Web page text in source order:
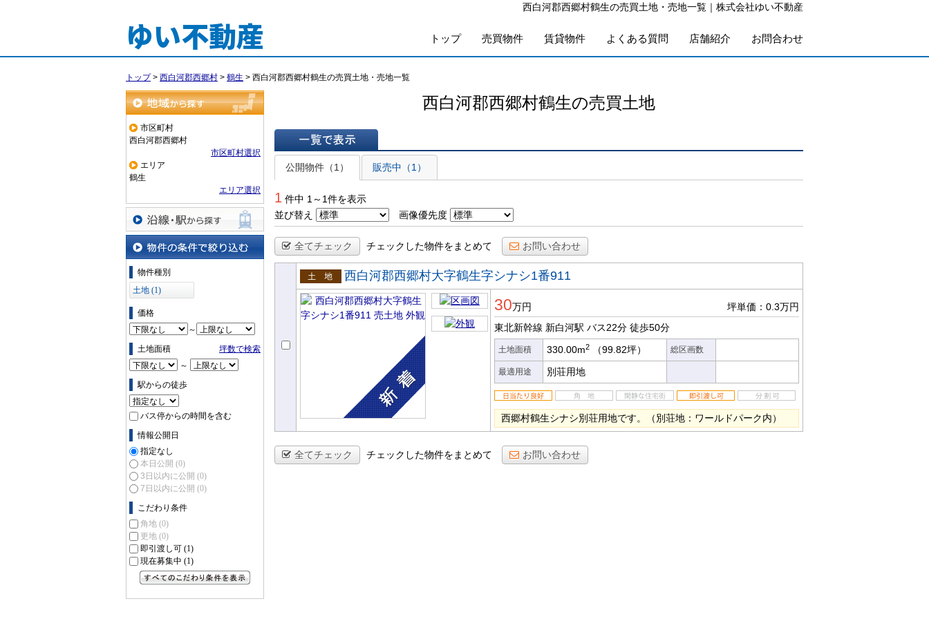
西白河郡西郷村鶴生の売買土地・売地一覧｜株式会社ゆい不動産
ゆい不動産 トップ 売買物件 賃貸物件 よくある質問 店舗紹介 お問合わせ
トップ> 西白河郡西郷村 > 鶴生 > 西白河郡西郷村鶴生の売買土地・売地一覧
地域から探す
市区町村
西白河郡西郷村
市区町村選択
エリア
鶴生
エリア選択
沿線・駅から探す
物件の条件で絞り込む
物件種別
土地 (1)
価格
～
土地面積
坪数で検索
～
駅からの徒歩
バス停からの時間を含む
情報公開日
指定なし
本日公開 (0)
3日以内に公開 (0)
7日以内に公開 (0)
こだわり条件
角地 (0)
更地 (0)
即引渡し可 (1)
現在募集中 (1)
西白河郡西郷村鶴生の売買土地
一覧で表示
公開物件（1）
販売中（1）
1 件中 1～1件を表示
並び替え
画像優先度
全てチェック チェックした物件をまとめて お問い合わせ
売土地
西白河郡西郷村大字鶴生字シナシ1番911
30万円
坪単価：0.3万円
東北新幹線 新白河駅 バス22分 徒歩50分
土地面積 330.00m2 （99.82坪） 総区画数
最適用途 別荘用地
西郷村鶴生シナシ別荘用地です。（別荘地：ワールドパーク内）
全てチェック チェックした物件をまとめて お問い合わせ